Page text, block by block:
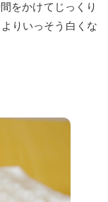
をかけてじっくり
りいっそう白くな